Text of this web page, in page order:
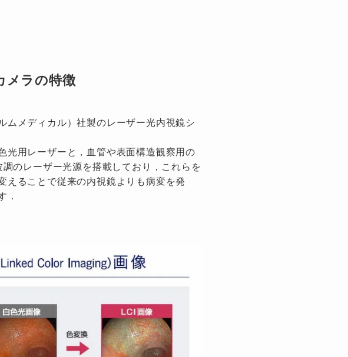
メラの特徴
ムメディカル）社製のレーザー光内視鏡シ
光用レーザーと，血管や表面構造観察用の
のレーザー光源を搭載しており，これらを
えることで従来の内視鏡よりも病変を発
．